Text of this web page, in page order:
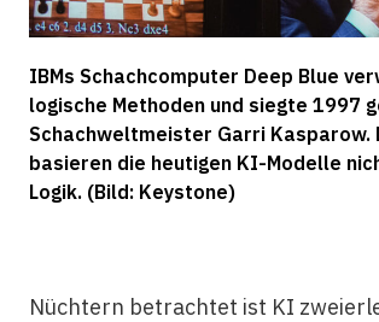
IBMs Schachcomputer Deep Blue
logische Methoden und siegte 1997
Schachweltmeister Garri Kasparow.
basieren die heutigen KI-Modelle
Logik. (Bild: Keystone)
Nüchtern betrachtet ist KI